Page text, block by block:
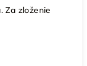
Za zloženie